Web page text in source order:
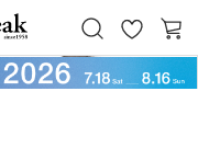
お
気
カ
ー